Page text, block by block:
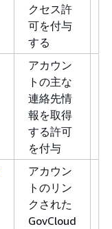
クセス許
可を付与
する
アカウン
トの主な
連絡先情
報を取得
する許可
を付与
アカウン
トのリン
クされた
GovCloud